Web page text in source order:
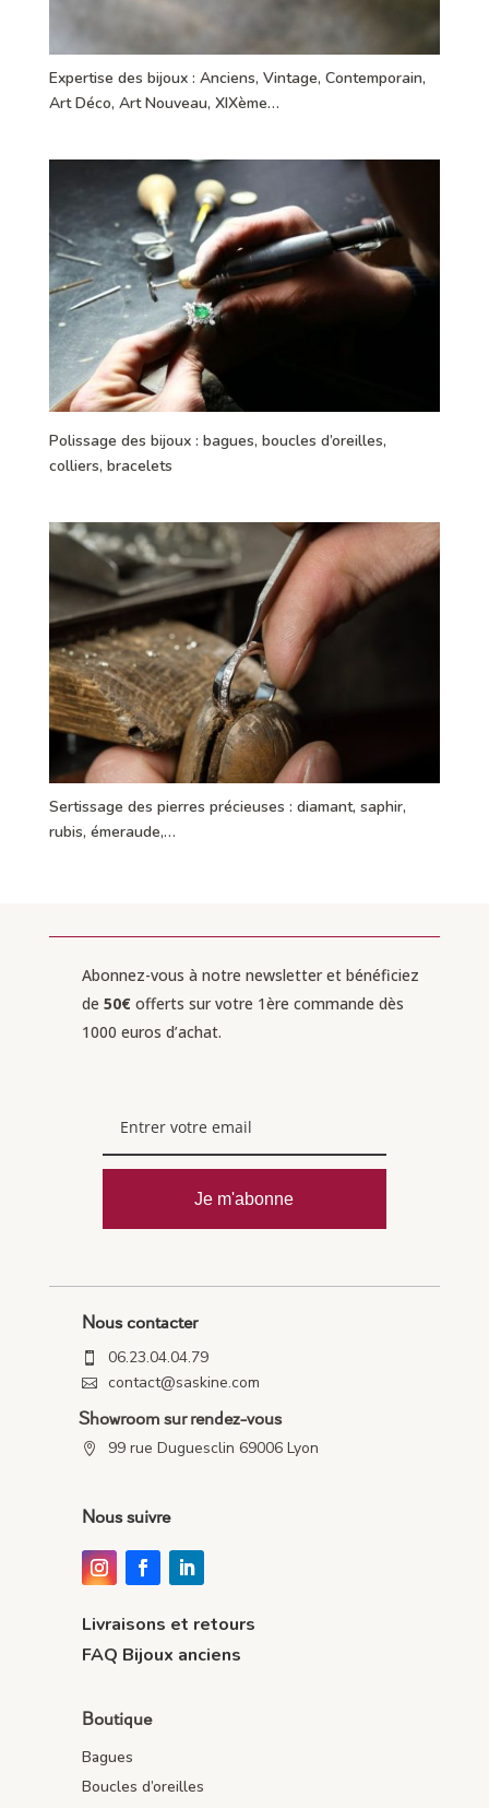
Expertise des bijoux : Anciens, Vintage, Contemporain,
Art Déco, Art Nouveau, XIXème…
Polissage des bijoux : bagues, boucles d’oreilles,
colliers, bracelets
Sertissage des pierres précieuses : diamant, saphir,
rubis, émeraude,…
Abonnez-vous à notre newsletter et bénéficiez
de 50€offerts sur votre 1ère commande dès
1000 euros d’achat.
Je m'abonne
Nous contacter
 06.23.04.04.79
 contact@saskine.com
Showroom sur rendez-vous
 99 rue Duguesclin 69006 Lyon
Nous suivre
Livraisons et retours
FAQ Bijoux anciens
Boutique
Bagues
Boucles d’oreilles